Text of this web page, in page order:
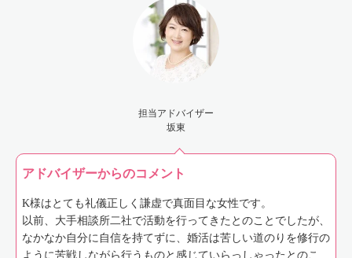
担当アドバイザー
坂東
アドバイザーからのコメント
K様はとても礼儀正しく謙虚で真面目な女性です。
以前、大手相談所二社で活動を行ってきたとのことでしたが、
なかなか自分に自信を持てずに、婚活は苦しい道のりを修行の
ように苦戦しながら行うものと感じていらっしゃったとのこ